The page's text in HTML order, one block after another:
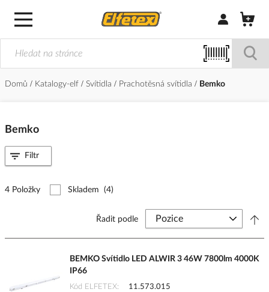
Přihlásit/
Domů Katalogy-elf Svítidla Prachotěsná svítidla Bemko
Bemko
4 Položky Skladem (4)
Řadit podle
BEMKO Svítidlo LED ALWIR 3 46W 7800lm 4000K
IP66
Kód ELFETEX
11.573.015
Filtr